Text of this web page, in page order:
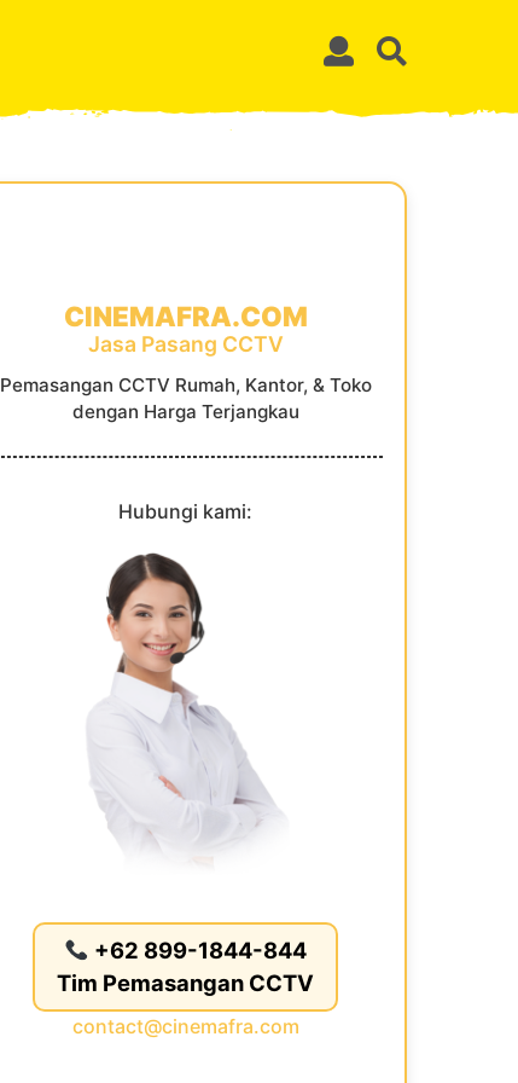
CINEMAFRA.COM
Jasa Pasang CCTV
Pemasangan CCTV Rumah, Kantor, & Toko
dengan Harga Terjangkau
Hubungi kami:
+62 899-1844-844
Tim Pemasangan CCTV
contact@cinemafra.com